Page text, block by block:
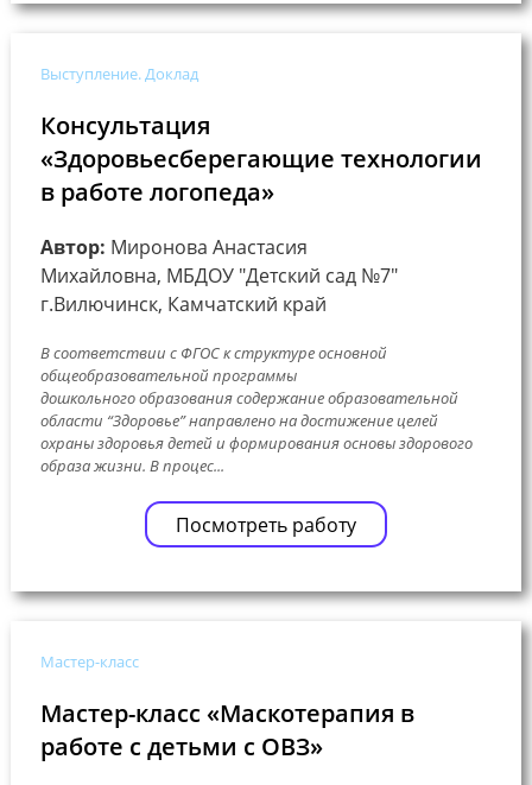
Выступление. Доклад
Консультация
«Здоровьесберегающие технологии
в работе логопеда»
Автор: Миронова Анастасия
Михайловна, МБДОУ "Детский сад №7"
г.Вилючинск, Камчатский край
В соответствии с ФГОС к структуре основной
общеобразовательной программы
дошкольного образования содержание образовательной
области “Здоровье” направлено на достижение целей
охраны здоровья детей и формирования основы здорового
образа жизни. В процес...
Посмотреть работу
Мастер-класс
Мастер-класс «Маскотерапия в
работе с детьми с ОВЗ»